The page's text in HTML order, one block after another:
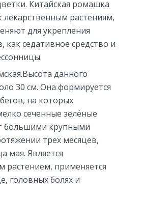
Китайская ромашка
лекарственным растениям,
для укрепления
как седативное средство и
данного
30 см. Она формируется
на которых
сеченные зелёные
большими крупными
трех месяцев,
мая. Является
растением, применяется
головных болях и